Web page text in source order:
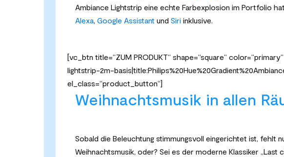
Ambiance Lightstrip eine echte Farbexplosion im Portfolio
Alexa Google Assistant und Siri inklusive.
[vc_btn title=“ZUM PRODUKT“ shape=“square“
lightstrip-2m-
el_class=“product_button“]
Weihnachtsmusik in allen
Sobald die Beleuchtung stimmungsvoll eingerichtet ist, fehlt
Weihnachtsmusik, oder? Sei es der moderne Klassiker „Last